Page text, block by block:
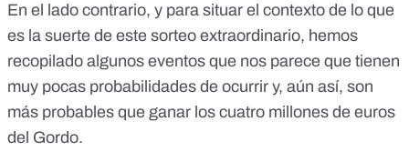
En el lado contrario, y para situar el contexto de lo que
es la suerte de este sorteo extraordinario, hemos
recopilado algunos eventos que nos parece que tienen
muy pocas probabilidades de ocurrir y, aún así, son
más probables que ganar los cuatro millones de euros
del Gordo.